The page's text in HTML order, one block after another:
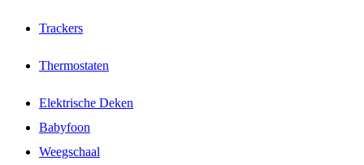
Trackers
Thermostaten
Elektrische Deken
Babyfoon
Weegschaal